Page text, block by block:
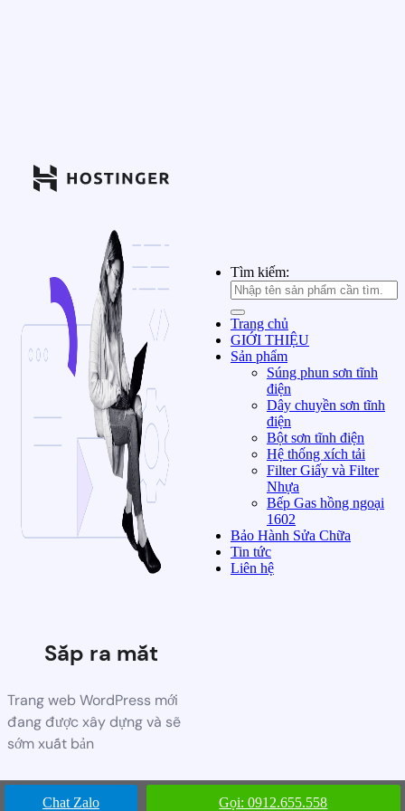
Sắp ra mắt
Trang web WordPress mới
đang được xây dựng và sẽ
sớm xuất bản
Tìm kiếm:
Trang chủ
GIỚI THIỆU
Sản phẩm
Súng phun sơn tĩnh
điện
Dây chuyền sơn tĩnh
điện
Bột sơn tĩnh điện
Hệ thống xích tải
Filter Giấy và Filter
Nhựa
Bếp Gas hồng ngoại
1602
Bảo Hành Sửa Chữa
Tin tức
Liên hệ
Chat Zalo Gọi: 0912.655.558